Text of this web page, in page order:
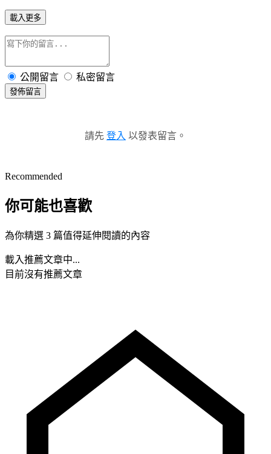
載入更多
公開留言 私密留言
發佈留言
請先 登入 以發表留言。
Recommended
你可能也喜歡
為你精選 3 篇值得延伸閱讀的內容
載入推薦文章中...
目前沒有推薦文章